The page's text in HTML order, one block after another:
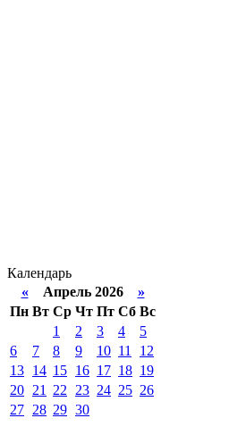
Календарь
«Апрель 2026 »
Пн Вт Ср Чт Пт Сб Вс
1
2 3 4
5
6
7 8 9 10 11
12
13 14 15 16 17 18 19
20 21 22 23 24 25 26
27 28 29 30